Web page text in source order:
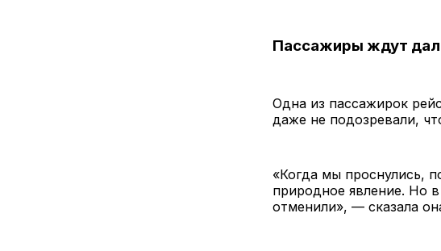
Пассажиры ждут
Одна из пассажирок
даже не подозревали,
«Когда мы проснулись,
природное явление. Но
отменили», — сказала